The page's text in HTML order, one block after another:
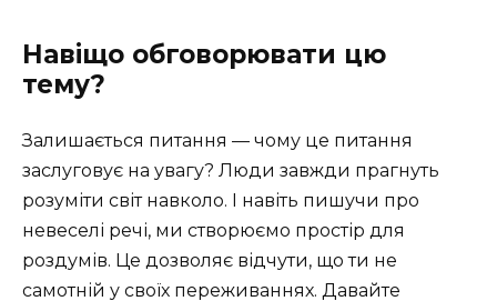
Навіщо обговорювати цю
тему?
Залишається питання — чому це питання
заслуговує на увагу? Люди завжди прагнуть
розуміти світ навколо. І навіть пишучи про
невеселі речі, ми створюємо простір для
роздумів. Це дозволяє відчути, що ти не
самотній у своїх переживаннях. Давайте